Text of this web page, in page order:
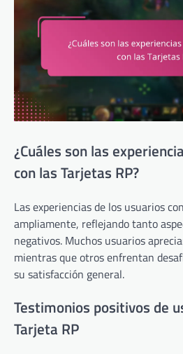
¿Cuáles son las
con las Tarjetas RP?
Las experiencias de los usuarios
ampliamente, reflejando tanto
negativos. Muchos usuarios
mientras que otros enfrentan
su satisfacción general.
Testimonios positivos de
Tarjeta RP